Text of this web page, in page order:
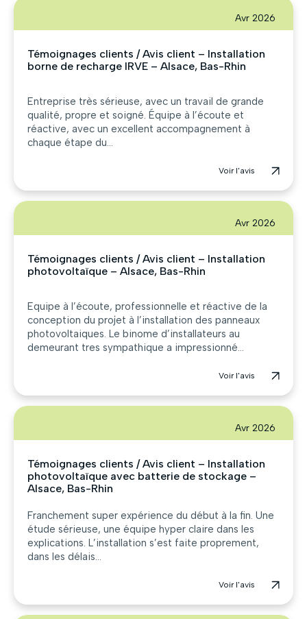
Avr 2026
Témoignages clients / Avis client – Installation
borne de recharge IRVE – Alsace, Bas-Rhin
Entreprise très sérieuse, avec un travail de grande
qualité, propre et soigné. Équipe à l’écoute et
réactive, avec un excellent accompagnement à
chaque étape du...
Voir l'avis
Avr 2026
Témoignages clients / Avis client – Installation
photovoltaïque – Alsace, Bas-Rhin
Equipe à l’écoute, professionnelle et réactive de la
conception du projet à l’installation des panneaux
photovoltaiques. Le binome d’installateurs au
demeurant tres sympathique a impressionné...
Voir l'avis
Avr 2026
Témoignages clients / Avis client – Installation
photovoltaïque avec batterie de stockage –
Alsace, Bas-Rhin
Franchement super expérience du début à la fin. Une
étude sérieuse, une équipe hyper claire dans les
explications. L’installation s’est faite proprement,
dans les délais...
Voir l'avis